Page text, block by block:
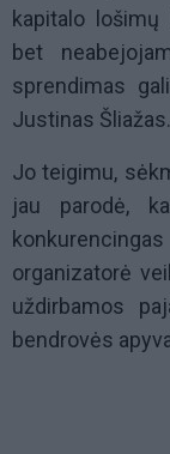
kapitalo lošimų
bet
sprendimas
Justinas Šliažas.
Jo teigimu,
jau parodė,
organizatorė
uždirbamos
bendrovės